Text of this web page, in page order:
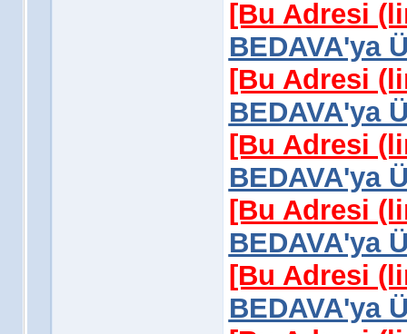
[Bu Adresi
BEDAVA'ya
[Bu Adresi
BEDAVA'ya
[Bu Adresi
BEDAVA'ya
[Bu Adresi
BEDAVA'ya
[Bu Adresi
BEDAVA'ya